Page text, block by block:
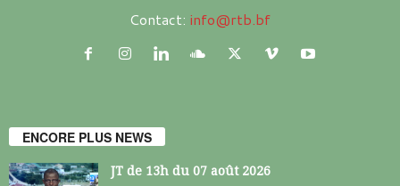
Contact: info@rtb.bf
ENCORE PLUS NEWS
JT de 13h du 07 août 2026